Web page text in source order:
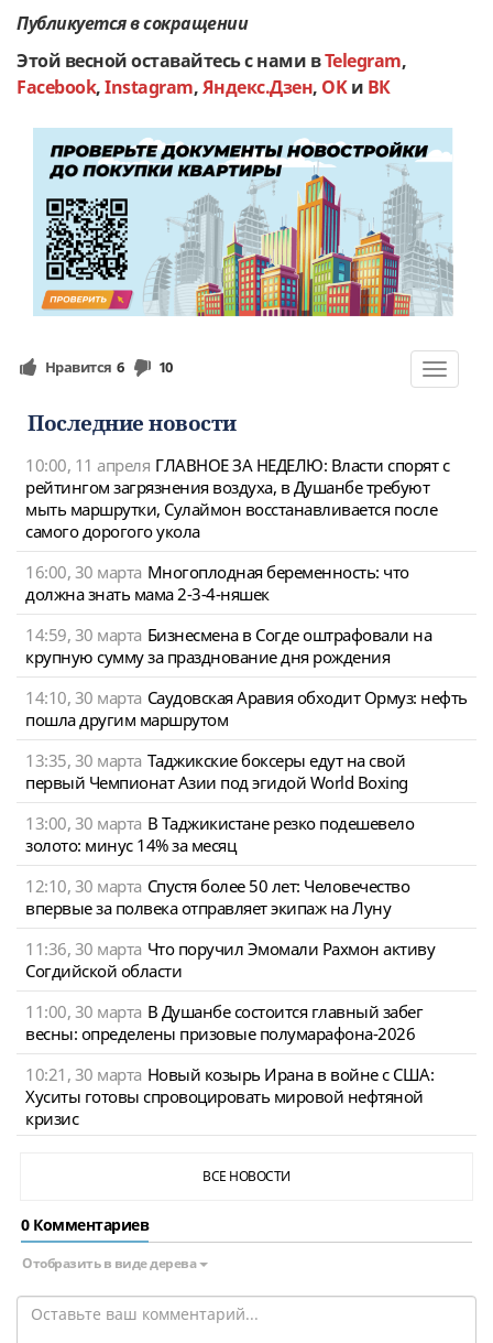
Публикуется в сокращении
Этой весной оставайтесь с нами вTelegram,
Facebook,Instagram,Яндекс.Дзен, OKи ВК
Toggle
Нравится 6 10
Последние новости
10:00, 11 апреля ГЛАВНОЕ ЗА НЕДЕЛЮ: Власти спорят с
рейтингом загрязнения воздуха, в Душанбе требуют
мыть маршрутки, Сулаймон восстанавливается после
самого дорогого укола
16:00, 30 марта Многоплодная беременность: что
должна знать мама 2-3-4-няшек
14:59, 30 марта Бизнесмена в Согде оштрафовали на
крупную сумму за празднование дня рождения
14:10, 30 марта Саудовская Аравия обходит Ормуз: нефть
пошла другим маршрутом
13:35, 30 марта Таджикские боксеры едут на свой
первый Чемпионат Азии под эгидой World Boxing
13:00, 30 марта В Таджикистане резко подешевело
золото: минус 14% за месяц
12:10, 30 марта Спустя более 50 лет: Человечество
впервые за полвека отправляет экипаж на Луну
11:36, 30 марта Что поручил Эмомали Рахмон активу
Согдийской области
11:00, 30 марта В Душанбе состоится главный забег
весны: определены призовые полумарафона-2026
10:21, 30 марта Новый козырь Ирана в войне с США:
Хуситы готовы спровоцировать мировой нефтяной
кризис
ВСЕ НОВОСТИ
0 Комментариев
Отобразить в виде дерева